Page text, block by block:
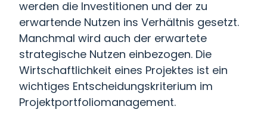
werden die Investitionen und der zu
erwartende Nutzen ins Verhältnis gesetzt.
Manchmal wird auch der erwartete
strategische Nutzen einbezogen. Die
Wirtschaftlichkeit eines Projektes ist ein
wichtiges Entscheidungskriterium im
Projektportfoliomanagement.